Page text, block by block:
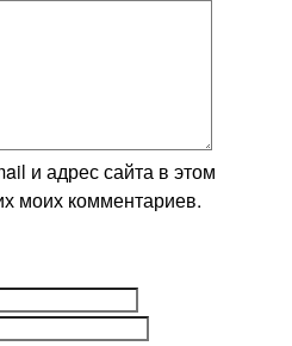
и адрес сайта в этом
моих комментариев.